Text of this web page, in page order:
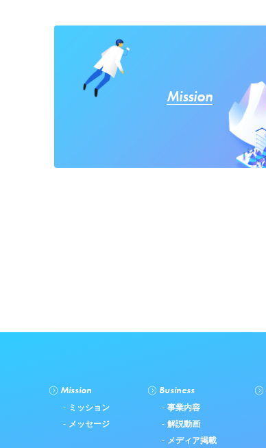
Mission
Mission
ミッション
メッセージ
Business
事業内容
解説動画
メディア掲載